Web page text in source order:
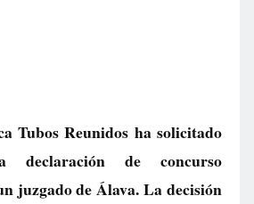
Tubos Reunidos ha solicitado
declaración de concurso
juzgado de Álava. La decisión